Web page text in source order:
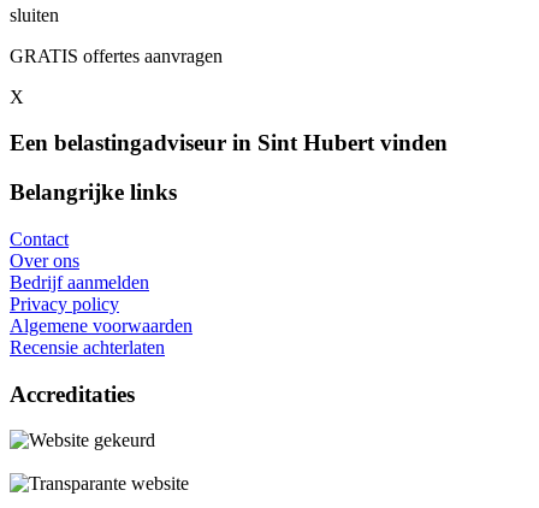
sluiten
GRATIS offertes aanvragen
X
Een belastingadviseur in Sint Hubert vinden
Belangrijke links
Contact
Over ons
Bedrijf aanmelden
Privacy policy
Algemene voorwaarden
Recensie achterlaten
Accreditaties